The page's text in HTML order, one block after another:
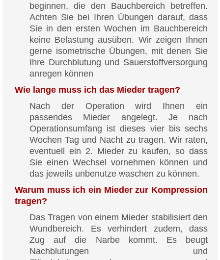
beginnen, die den Bauchbereich betreffen.
Achten Sie bei Ihren Übungen darauf, dass
Sie in den ersten Wochen im Bauchbereich
keine Belastung ausüben. Wir zeigen Ihnen
gerne isometrische Übungen, mit denen Sie
Ihre Durchblutung und Sauerstoffversorgung
anregen können
Wie lange muss ich das Mieder tragen?
Nach der Operation wird Ihnen ein
passendes Mieder angelegt. Je nach
Operationsumfang ist dieses vier bis sechs
Wochen Tag und Nacht zu tragen. Wir raten,
eventuell ein 2. Mieder zu kaufen, so dass
Sie einen Wechsel vornehmen können und
das jeweils unbenutze waschen zu können.
Warum muss ich ein Mieder zur Kompression
tragen?
Das Tragen von einem Mieder stabilisiert den
Wundbereich. Es verhindert zudem, dass
Zug auf die Narbe kommt. Es beugt
Nachblutungen und